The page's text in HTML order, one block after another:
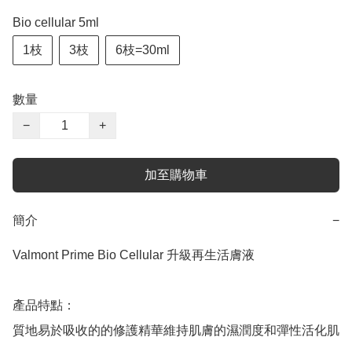
Bio cellular 5ml
1枝 3枝 6枝=30ml
數量
−
+
加至購物車
簡介 −
Valmont Prime Bio Cellular 升級再生活膚液
產品特點：
質地易於吸收的的修護精華維持肌膚的濕潤度和彈性活化肌